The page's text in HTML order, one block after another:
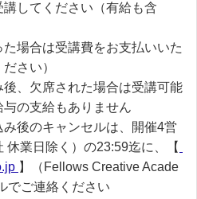
講してください（有給も含
場合は受講費をお支払いいた
さい）
後、欠席された場合は受講可能
の支給もありません
み後のキャンセルは、開催4営
休業日除く）の23:59迄に、【
】（Fellows Creative Acade
でご連絡ください